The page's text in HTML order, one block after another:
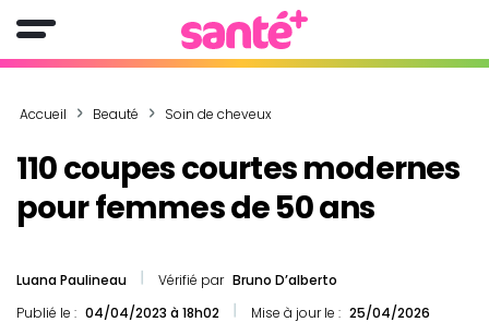
Accueil Beauté Soin de cheveux
110 coupes courtes modernes
pour femmes de 50 ans
Luana Paulineau Vérifié par Bruno D’alberto
Publié le : 04/04/2023 à 18h02 Mise à jour le : 25/04/2026